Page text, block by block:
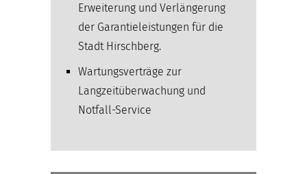
Erweiterung und Verlängerung
der Garantieleistungen für die
Stadt Hirschberg.
Wartungsverträge zur
Langzeitüberwachung und
Notfall-Service